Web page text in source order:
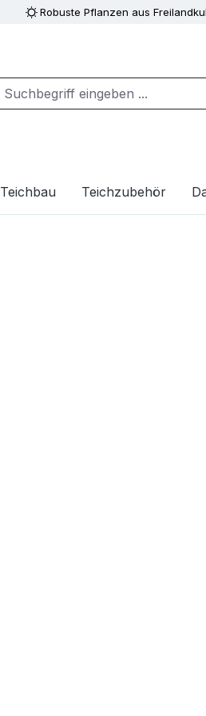
Robuste Pflanzen aus
Teichbau Teichzubehör